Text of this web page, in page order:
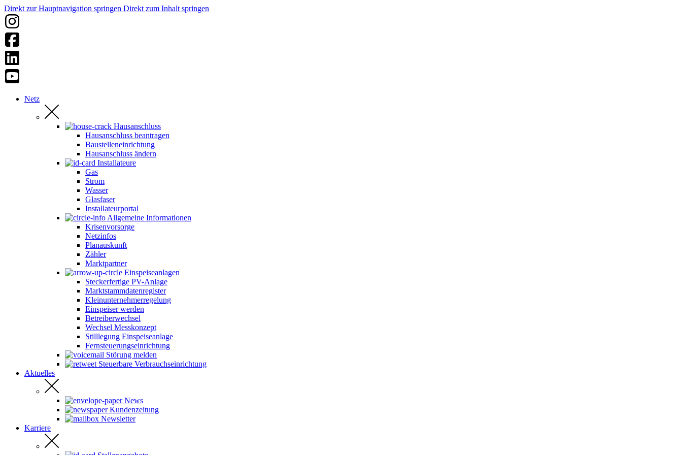
Direkt zur Hauptnavigation springen Direkt zum Inhalt springen
Netz
Hausanschluss
Hausanschluss beantragen
Baustelleneinrichtung
Hausanschluss ändern
Installateure
Gas
Strom
Wasser
Glasfaser
Installateurportal
Allgemeine Informationen
Krisenvorsorge
Netzinfos
Planauskunft
Zähler
Marktpartner
Einspeiseanlagen
Steckerfertige PV-Anlage
Marktstammdatenregister
Kleinunternehmerregelung
Einspeiser werden
Betreiberwechsel
Wechsel Messkonzept
Stilllegung Einspeiseanlage
Fernsteuerungseinrichtung
Störung melden
Steuerbare Verbrauchseinrichtung
Aktuelles
News
Kundenzeitung
Newsletter
Karriere